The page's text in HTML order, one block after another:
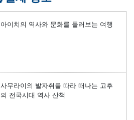
아이치의 역사와 문화를 둘러보는 여행
사무라이의 발자취를 따라 떠나는 고후
의 전국시대 역사 산책